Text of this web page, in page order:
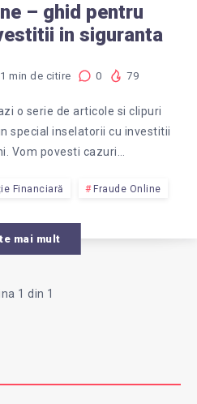
– ghid pentru
in siguranta
1 min de citire 0 79
o serie de articole si clipuri
special inselatorii cu investitii
Vom povesti cazuri…
Financiară Fraude Online
mai mult
1 din 1